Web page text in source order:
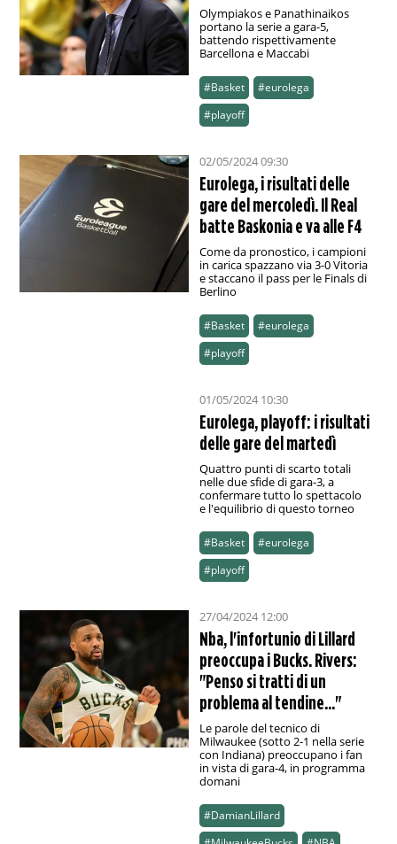
Olympiakos e Panathinaikos
portano la serie a gara-5,
battendo rispettivamente
Barcellona e Maccabi
#Basket
#eurolega
#playoff
02/05/2024 09:30
Eurolega, i risultati delle
gare del mercoledì. Il Real
batte Baskonia e va alle F4
Come da pronostico, i campioni
in carica spazzano via 3-0 Vitoria
e staccano il pass per le Finals di
Berlino
#Basket
#eurolega
#playoff
01/05/2024 10:30
Eurolega, playoff: i risultati
delle gare del martedì
Quattro punti di scarto totali
nelle due sfide di gara-3, a
confermare tutto lo spettacolo
e l'equilibrio di questo torneo
#Basket
#eurolega
#playoff
27/04/2024 12:00
Nba, l'infortunio di Lillard
preoccupa i Bucks. Rivers:
"Penso si tratti di un
problema al tendine..."
Le parole del tecnico di
Milwaukee (sotto 2-1 nella serie
con Indiana) preoccupano i fan
in vista di gara-4, in programma
domani
#DamianLillard